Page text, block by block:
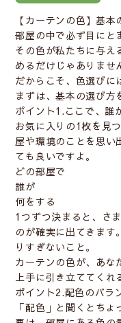
【カーテンの色】基本
部屋の中で必ず目にと
その色が私たちに与え
めるだけじゃありませ
だからこそ、色選びに
まずは、基本の選び方
ポイント1.ここで、誰
お気に入りの1枚を見
屋や環境のことを思い
ても良いですよ。
どの部屋で
誰が
何をする
1つずつ決まると、さ
のが確実に出てきます
りすぎないこと。
カーテンの色が、あな
上手に引き立ててくれ
ポイント2.配色のバラ
「配色」と聞くとちょ